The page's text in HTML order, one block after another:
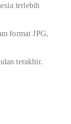
terlebih
format JPG,
terakhir.